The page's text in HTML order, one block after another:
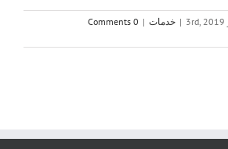
| خدمات |
0 Comments